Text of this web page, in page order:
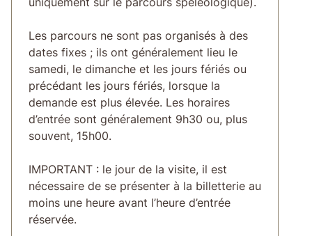
Les parcours ne sont pas organisés à des
dates fixes ; ils ont généralement lieu le
samedi, le dimanche et les jours fériés ou
précédant les jours fériés, lorsque la
demande est plus élevée. Les horaires
d’entrée sont généralement 9h30 ou, plus
souvent, 15h00.
IMPORTANT : le jour de la visite, il est
nécessaire de se présenter à la billetterie au
moins une heure avant l’heure d’entrée
réservée.